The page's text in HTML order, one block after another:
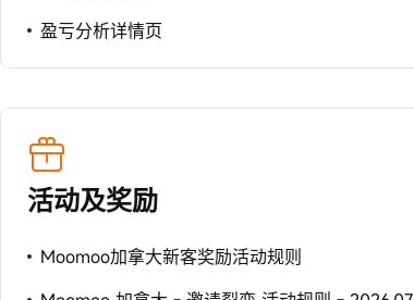
盈亏分析详情页
活动及奖励
Moomoo加拿大新客奖励活动规则